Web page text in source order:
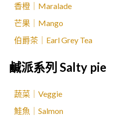
香橙｜Maralade
芒果｜Mango
伯爵茶｜Earl Grey Tea
鹹派系列 Salty pie
蔬菜｜Veggie
鮭魚｜Salmon